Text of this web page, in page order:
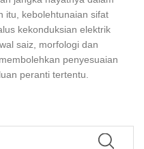
itu, kebolehtunaian sifat
kekonduksian elektrik
saiz, morfologi dan
penyesuaian
peranti tertentu.